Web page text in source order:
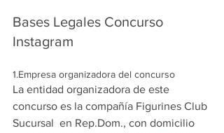
Bases Legales Concurso
Instagram
1.Empresa organizadora del concurso
La entidad organizadora de este
concurso es la compañía Figurines Club
Sucursal  en Rep.Dom., con domicilio